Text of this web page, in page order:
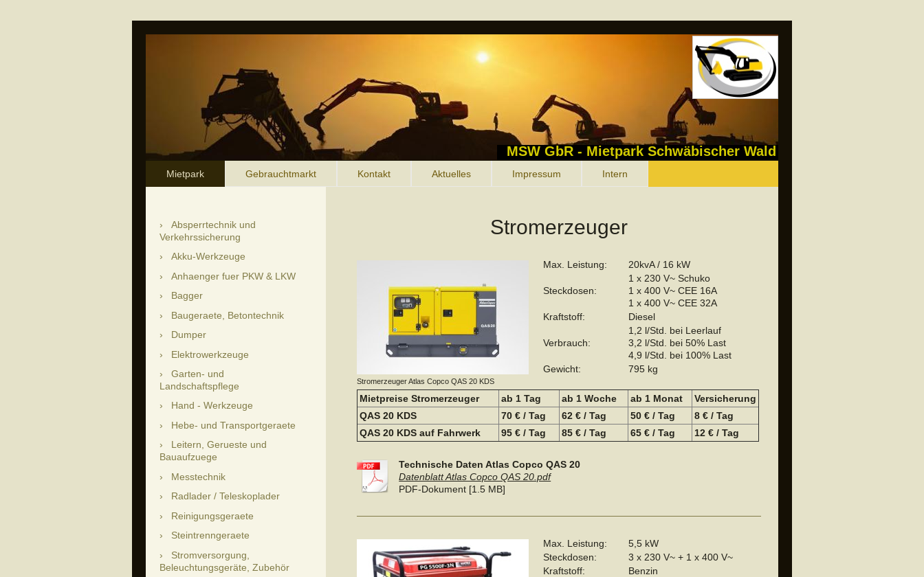
MSW GbR - Mietpark Schwäbischer Wald
Mietpark Gebrauchtmarkt Kontakt Aktuelles Impressum Intern
Stromerzeuger
Stromerzeuger Atlas Copco QAS 20 KDS
Max. Leistung: 20kvA / 16 kW
Steckdosen:
1 x 230 V~ Schuko
1 x 400 V~ CEE 16A
1x 400 V~ CEE 32A
Kraftstoff:
Diesel
Verbrauch:
1,2 l/Std. bei Leerlauf
3,2 l/Std. bei 50% Last
4,9 l/Std. bei 100% Last
Gewicht:
795 kg
Mietpreise Stromerzeuger ab 1 Tag ab 1 Woche ab 1 Monat
Versicherung
QAS 20 KDS
70 € / Tag 62 € / Tag 50 € / Tag
8 € / Tag
QAS 20 KDS auf Fahrwerk
95 € / Tag 85 € / Tag 65 € / Tag 12 € / Tag
Technische Daten Atlas Copco QAS 20
Datenblatt Atlas Copco QAS 20.pdf
PDF-Dokument [1.5 MB]
Max. Leistung:
5,5 kW
Steckdosen:
3 x 230 V~ + 1 x 400 V~
Kraftstoff:
Benzin
Absperrtechnik und
Verkehrssicherung
Akku-Werkzeuge
Anhaenger fuer PKW & LKW
Bagger
Baugeraete, Betontechnik
Dumper
Elektrowerkzeuge
Garten- und
Landschaftspflege
Hand - Werkzeuge
Hebe- und Transportgeraete
Leitern, Gerueste und
Bauaufzuege
Messtechnik
Radlader / Teleskoplader
Reinigungsgeraete
Steintrenngeraete
Stromversorgung,
Beleuchtungsgeräte, Zubehör